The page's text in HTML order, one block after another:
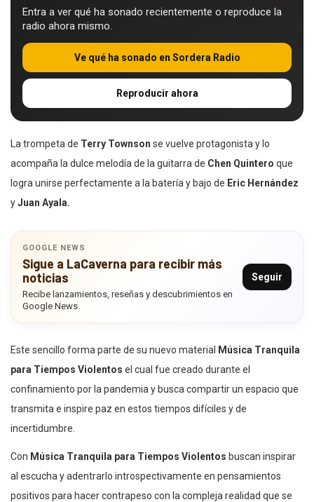
Entra a ver qué ha sonado recientemente o reproduce la
radio ahora mismo.
Ve qué ha sonado en Sordera Radio
Reproducir ahora
La trompeta de Terry Townson se vuelve protagonista y lo
acompaña la dulce melodía de la guitarra de Chen Quintero que
logra unirse perfectamente a la batería y bajo de Eric Hernández
yJuan Ayala.
GOOGLE NEWS
Sigue a LaCaverna para recibir más
noticias
Recibe lanzamientos, reseñas y descubrimientos en
Google News.
Seguir
Este sencillo forma parte de su nuevo material
Música Tranquila
para Tiempos Violentos el cual fue creado durante el
confinamiento por la pandemia y busca compartir un espacio que
transmita e inspire paz en estos tiempos difíciles y de
incertidumbre.
Con Música Tranquila para Tiempos Violentos buscan inspirar
al escucha y adentrarlo introspectivamente en pensamientos
positivos para hacer contrapeso con la compleja realidad que se